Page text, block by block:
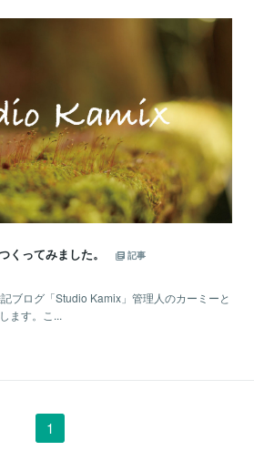
くってみました。
記事
ブログ「Studio Kamix」管理人のカーミーと
ます。こ...
1